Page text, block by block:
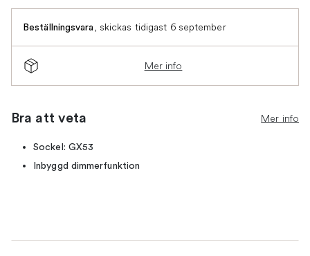
Beställningsvara, skickas tidigast 6 september
Mer info
Bra att veta Mer info
Sockel: GX53
Inbyggd dimmerfunktion